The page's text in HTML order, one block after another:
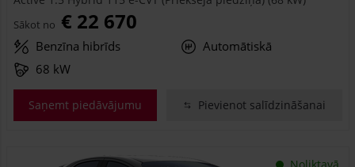
Sākot no € 22 670
Benzīna hibrīds
Automātiskā
68 kW
Saņemt piedāvājumu Pievienot salīdzināšanai